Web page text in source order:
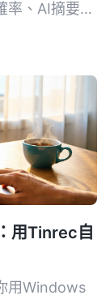
、AI摘要、
用Tinrec自
用Windows